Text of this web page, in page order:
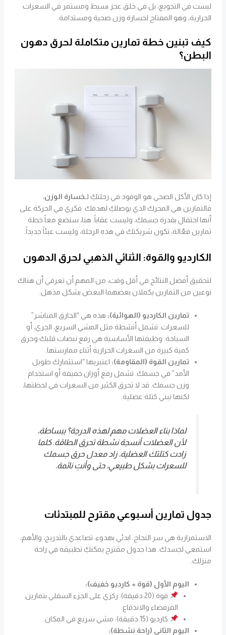
ليست في التجويع، بل في خلق عجز بسيط ومستمر في السعرات
الحرارية، وهو المفتاح لخسارة وزن صحية ومستدامة.
كيف تبنين خطة تمارين متكاملة لحرق دهون
البطن؟
إذا كان الأكل الصحي هو الوقود في رحلتكِ لـخسارة الوزن،
فالتمارين هي المحرك الذي يوصلكِ لهدفك. فكري في الحركة على
أنها احتفال بقدرة جسمك، وليست عقاباً. هنا، سنضع معاً خطة
تمارين فعّالة، تكون شريكتك في هذه الرحلة، وليست عبئاً جديداً.
الكارديو والقوة: الثنائي الذهبي لحرق الدهون
لتحقيق أفضل النتائج في أقل وقت، من المهم أن تعرفي أن هناك
نوعين من التمارين يكملان بعضهما البعض بشكل مذهل:
تمارين الكارديو (الهوائية): هذه هي “الحارق المباشر”
للسعرات. تشمل أنشطة مثل المشي السريع، الجري، أو
السباحة. وظيفتها الأساسية هي رفع نبضات قلبك وحرق
كمية كبيرة من السعرات الحرارية أثناء ممارستها.
تمارين القوة (المقاومة): اعتبريها “استثمارك طويل
الأمد” في جسمك. تشمل رفع أوزان خفيفة أو استخدام
وزن جسمك. قد لا تحرق الكثير من السعرات في لحظتها،
لكنها تبني كتلة عضلية.
لماذا بناء العضلات مهم لهذه الدرجة؟ ببساطة،
لأن العضلات أنسجة نشطة تحرق الطاقة. كلما
زادت كتلتك العضلية، زاد معدل حرق جسمك
للسعرات بشكل طبيعي، حتى وأنتِ نائمة.
جدول تمارين أسبوعي مقترح للمبتدئات
الاستمرارية هي سر النجاح. ابدئي بهدوء، تصاعدي بالتدريج، والأهم،
استمعي لجسدك. هذا جدول مقترح يمكنكِ تطبيقه في راحة
منزلك.
اليوم الأول (قوة + كارديو خفيف):
قوة (20 دقيقة): ركزي على الجزء السفلي بتمارين
القرفصاء والاندفاع.
كارديو (15 دقيقة): مشي سريع في المكان.
اليوم الثاني (راحة نشطة):